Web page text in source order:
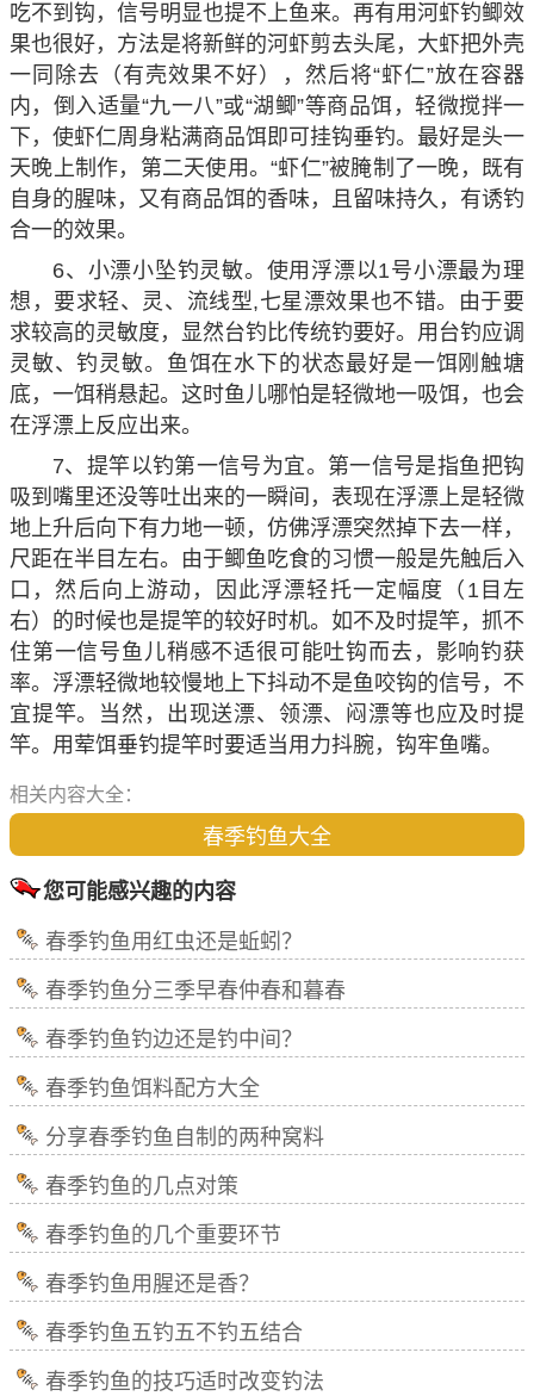
吃不到钩，信号明显也提不上鱼来。再有用河虾钓鲫效
果也很好，方法是将新鲜的河虾剪去头尾，大虾把外壳
一同除去（有壳效果不好），然后将“虾仁”放在容器
内，倒入适量“九一八”或“湖鲫”等商品饵，轻微搅拌一
下，使虾仁周身粘满商品饵即可挂钩垂钓。最好是头一
天晚上制作，第二天使用。“虾仁”被腌制了一晚，既有
自身的腥味，又有商品饵的香味，且留味持久，有诱钓
合一的效果。
6、小漂小坠钓灵敏。使用浮漂以1号小漂最为理
想，要求轻、灵、流线型,七星漂效果也不错。由于要
求较高的灵敏度，显然台钓比传统钓要好。用台钓应调
灵敏、钓灵敏。鱼饵在水下的状态最好是一饵刚触塘
底，一饵稍悬起。这时鱼儿哪怕是轻微地一吸饵，也会
在浮漂上反应出来。
7、提竿以钓第一信号为宜。第一信号是指鱼把钩
吸到嘴里还没等吐出来的一瞬间，表现在浮漂上是轻微
地上升后向下有力地一顿，仿佛浮漂突然掉下去一样，
尺距在半目左右。由于鲫鱼吃食的习惯一般是先触后入
口，然后向上游动，因此浮漂轻托一定幅度（1目左
右）的时候也是提竿的较好时机。如不及时提竿，抓不
住第一信号鱼儿稍感不适很可能吐钩而去，影响钓获
率。浮漂轻微地较慢地上下抖动不是鱼咬钩的信号，不
宜提竿。当然，出现送漂、领漂、闷漂等也应及时提
竿。用荤饵垂钓提竿时要适当用力抖腕，钩牢鱼嘴。
相关内容大全：
春季钓鱼大全
您可能感兴趣的内容
春季钓鱼用红虫还是蚯蚓？
春季钓鱼分三季早春仲春和暮春
春季钓鱼钓边还是钓中间？
春季钓鱼饵料配方大全
分享春季钓鱼自制的两种窝料
春季钓鱼的几点对策
春季钓鱼的几个重要环节
春季钓鱼用腥还是香？
春季钓鱼五钓五不钓五结合
春季钓鱼的技巧适时改变钓法